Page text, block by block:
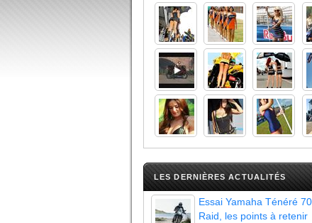
LES DERNIÈRES ACTUALITÉS
Essai Yamaha Ténéré
Raid, les points à retenir